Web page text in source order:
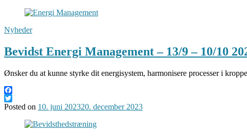
Nyheder
Bevidst Energi Management – 13/9 – 10/10
Ønsker du at kunne styrke dit energisystem, harmonisere processer i
Facebook
Twitter
Posted on 10. juni 202320. december 2023